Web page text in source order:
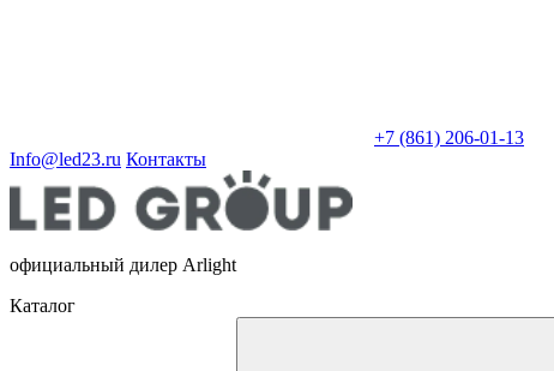
+7 (861) 206-01-13
Info@led23.ru Контакты
официальный дилер Arlight
Каталог